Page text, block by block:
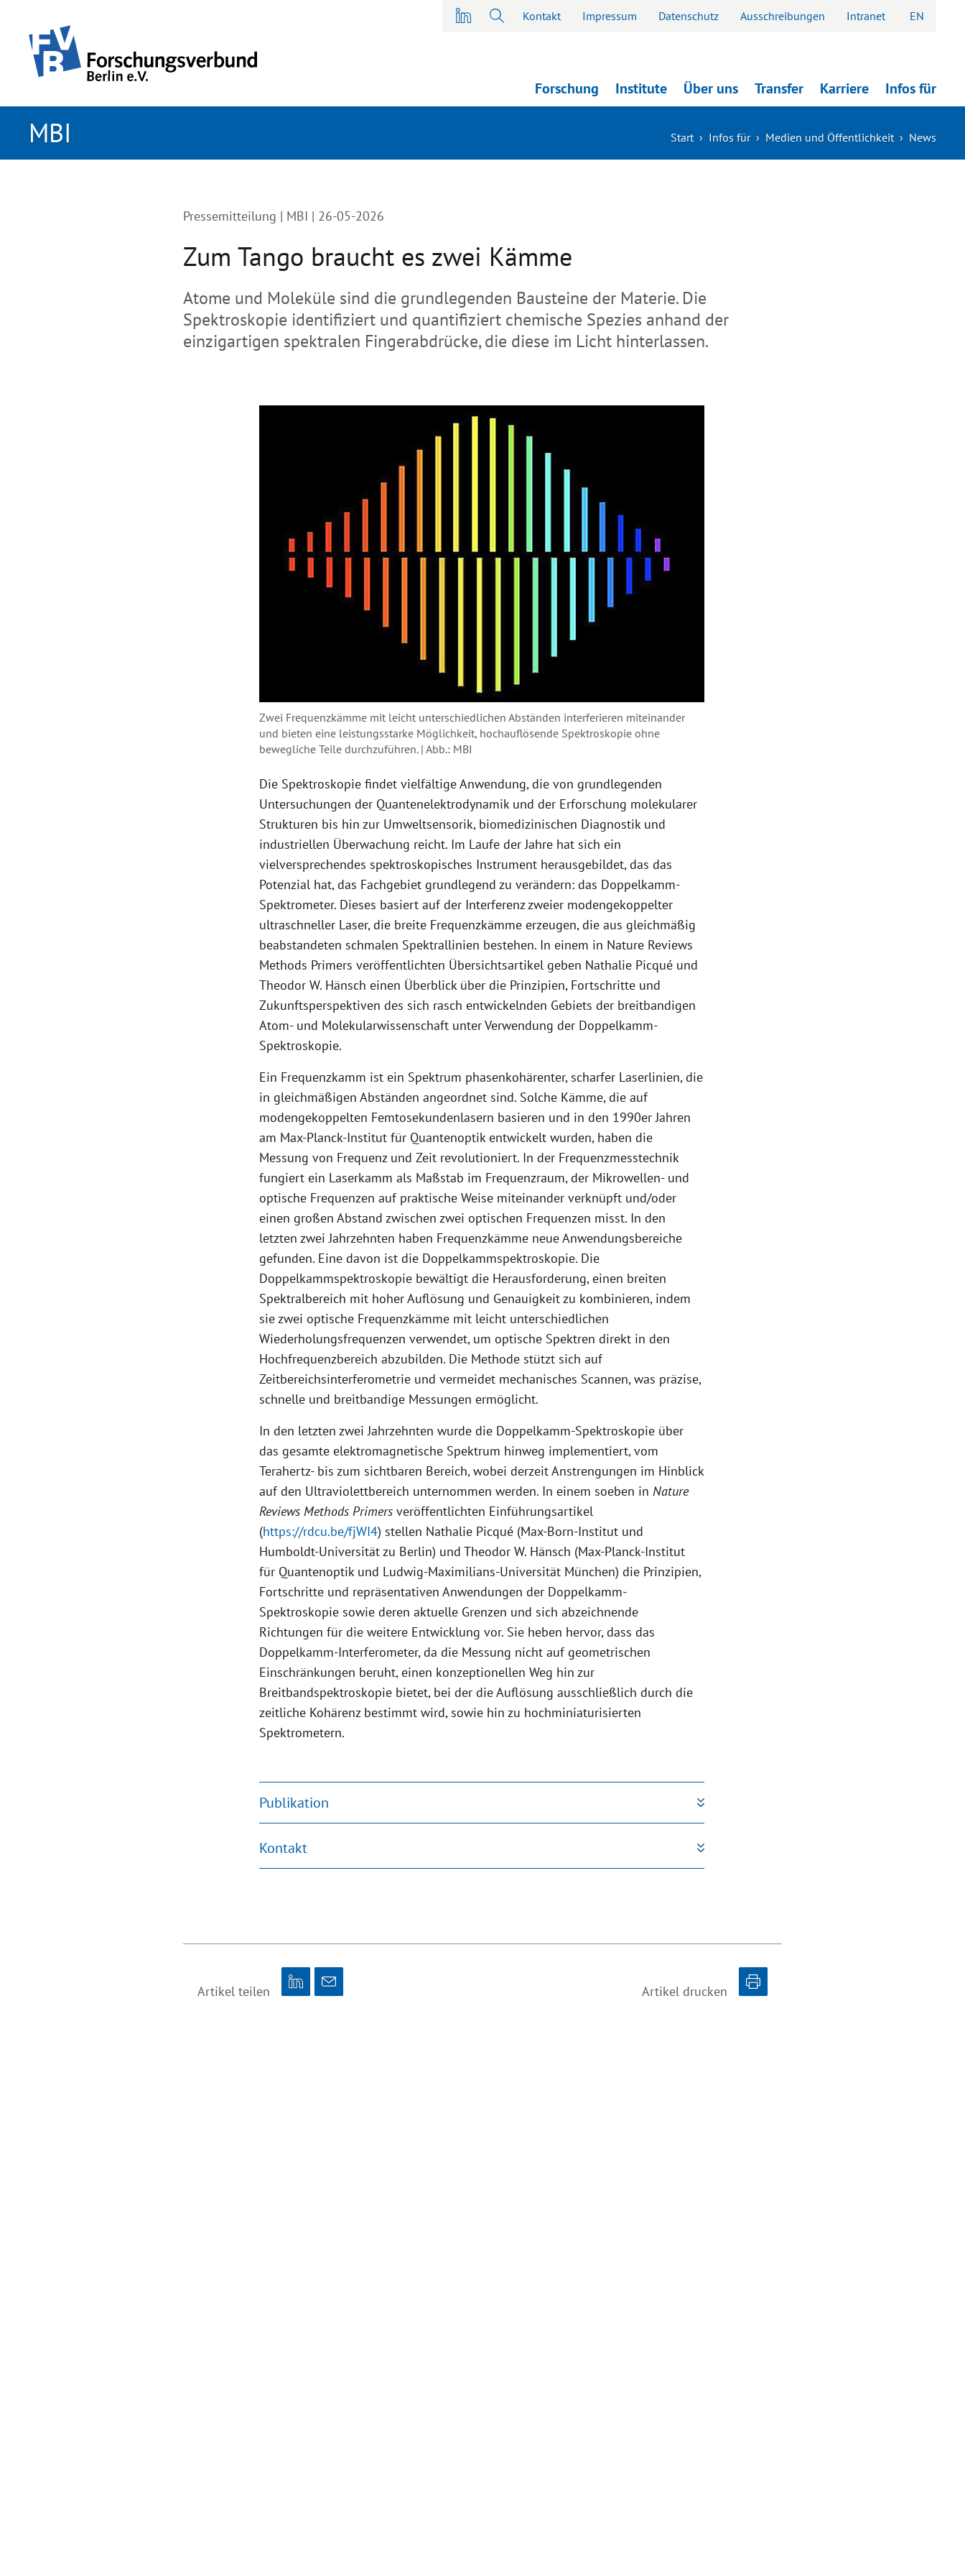
EN
Kontakt Impressum Datenschutz Ausschreibungen Intranet
Forschung Institute Über uns Transfer Karriere Infos für
MBI Start › Infos für › Medien und Öffentlichkeit › News
Pressemitteilung | MBI | 26-05-2026
Zum Tango braucht es zwei Kämme
Atome und Moleküle sind die grundlegenden Bausteine der Materie. Die
Spektroskopie identifiziert und quantifiziert chemische Spezies anhand der
einzigartigen spektralen Fingerabdrücke, die diese im Licht hinterlassen.
Zwei Frequenzkämme mit leicht unterschiedlichen Abständen interferieren miteinander
und bieten eine leistungsstarke Möglichkeit, hochauflösende Spektroskopie ohne
bewegliche Teile durchzuführen. | Abb.: MBI
Die Spektroskopie findet vielfältige Anwendung, die von grundlegenden
Untersuchungen der Quantenelektrodynamik und der Erforschung molekularer
Strukturen bis hin zur Umweltsensorik, biomedizinischen Diagnostik und
industriellen Überwachung reicht. Im Laufe der Jahre hat sich ein
vielversprechendes spektroskopisches Instrument herausgebildet, das das
Potenzial hat, das Fachgebiet grundlegend zu verändern: das Doppelkamm-
Spektrometer. Dieses basiert auf der Interferenz zweier modengekoppelter
ultraschneller Laser, die breite Frequenzkämme erzeugen, die aus gleichmäßig
beabstandeten schmalen Spektrallinien bestehen. In einem in Nature Reviews
Methods Primers veröffentlichten Übersichtsartikel geben Nathalie Picqué und
Theodor W. Hänsch einen Überblick über die Prinzipien, Fortschritte und
Zukunftsperspektiven des sich rasch entwickelnden Gebiets der breitbandigen
Atom- und Molekularwissenschaft unter Verwendung der Doppelkamm-
Spektroskopie.
Ein Frequenzkamm ist ein Spektrum phasenkohärenter, scharfer Laserlinien, die
in gleichmäßigen Abständen angeordnet sind. Solche Kämme, die auf
modengekoppelten Femtosekundenlasern basieren und in den 1990er Jahren
am Max-Planck-Institut für Quantenoptik entwickelt wurden, haben die
Messung von Frequenz und Zeit revolutioniert. In der Frequenzmesstechnik
fungiert ein Laserkamm als Maßstab im Frequenzraum, der Mikrowellen- und
optische Frequenzen auf praktische Weise miteinander verknüpft und/oder
einen großen Abstand zwischen zwei optischen Frequenzen misst. In den
letzten zwei Jahrzehnten haben Frequenzkämme neue Anwendungsbereiche
gefunden. Eine davon ist die Doppelkammspektroskopie. Die
Doppelkammspektroskopie bewältigt die Herausforderung, einen breiten
Spektralbereich mit hoher Auflösung und Genauigkeit zu kombinieren, indem
sie zwei optische Frequenzkämme mit leicht unterschiedlichen
Wiederholungsfrequenzen verwendet, um optische Spektren direkt in den
Hochfrequenzbereich abzubilden. Die Methode stützt sich auf
Zeitbereichsinterferometrie und vermeidet mechanisches Scannen, was präzise,
schnelle und breitbandige Messungen ermöglicht.
In den letzten zwei Jahrzehnten wurde die Doppelkamm-Spektroskopie über
das gesamte elektromagnetische Spektrum hinweg implementiert, vom
Terahertz- bis zum sichtbaren Bereich, wobei derzeit Anstrengungen im Hinblick
auf den Ultraviolettbereich unternommen werden. In einem soeben inNature
Reviews Methods Primersveröffentlichten Einführungsartikel
(https://rdcu.be/fjWI4) stellen Nathalie Picqué (Max-Born-Institut und
Humboldt-Universität zu Berlin) und Theodor W. Hänsch (Max-Planck-Institut
für Quantenoptik und Ludwig-Maximilians-Universität München) die Prinzipien,
Fortschritte und repräsentativen Anwendungen der Doppelkamm-
Spektroskopie sowie deren aktuelle Grenzen und sich abzeichnende
Richtungen für die weitere Entwicklung vor. Sie heben hervor, dass das
Doppelkamm-Interferometer, da die Messung nicht auf geometrischen
Einschränkungen beruht, einen konzeptionellen Weg hin zur
Breitbandspektroskopie bietet, bei der die Auflösung ausschließlich durch die
zeitliche Kohärenz bestimmt wird, sowie hin zu hochminiaturisierten
Spektrometern.
Publikation
Kontakt
Artikel teilen Artikel drucken